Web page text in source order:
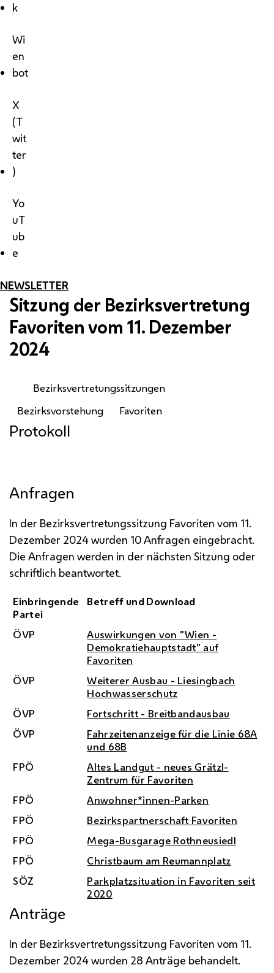
k
Wi
en
bot
X
(T
wit
ter
)
Yo
uT
ub
e
NEWSLETTER
Sitzung der Bezirksvertretung
Favoriten vom 11. Dezember
2024
Bezirksvertretungssitzungen
Bezirksvorstehung
Favoriten
Protokoll
Anfragen
In der Bezirksvertretungssitzung Favoriten vom 11.
Dezember 2024 wurden 10 Anfragen eingebracht.
Die Anfragen werden in der nächsten Sitzung oder
schriftlich beantwortet.
Einbringende
Partei
Betreff und Download
ÖVP
Auswirkungen von "Wien -
Demokratiehauptstadt" auf
Favoriten
ÖVP
Weiterer Ausbau - Liesingbach
Hochwasserschutz
ÖVP
Fortschritt - Breitbandausbau
ÖVP
Fahrzeitenanzeige für die Linie 68A
und 68B
FPÖ
Altes Landgut - neues Grätzl-
Zentrum für Favoriten
FPÖ
Anwohner*innen-Parken
FPÖ
Bezirkspartnerschaft Favoriten
FPÖ
Mega-Busgarage Rothneusiedl
FPÖ
Christbaum am Reumannplatz
SÖZ
Parkplatzsituation in Favoriten seit
2020
Anträge
In der Bezirksvertretungssitzung Favoriten vom 11.
Dezember 2024 wurden 28 Anträge behandelt.